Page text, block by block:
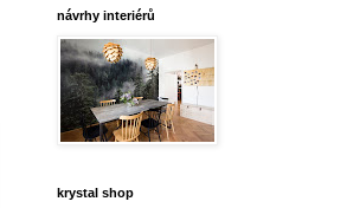
návrhy interiérů
krystal shop